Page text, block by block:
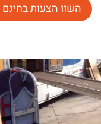
השוו הצעות בחינם